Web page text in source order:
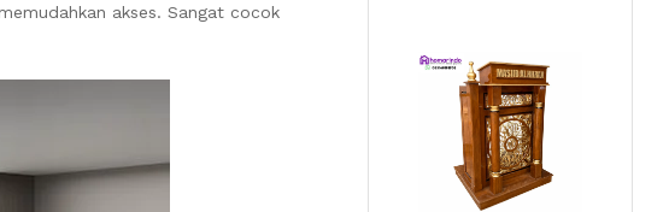
akses. Sangat cocok